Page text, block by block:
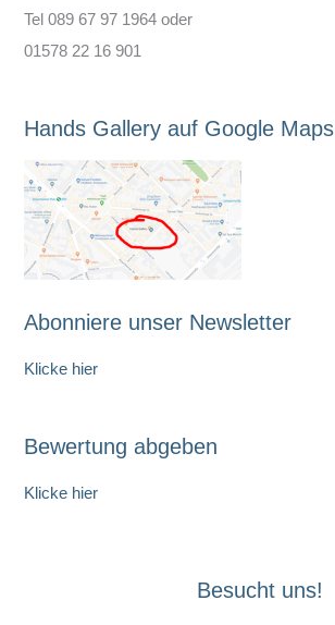
Tel 089 67 97 1964 oder
01578 22 16 901
Hands Gallery auf Google Maps
Abonniere unser Newsletter
Klicke hier
Bewertung abgeben
Klicke hier
Besucht uns!